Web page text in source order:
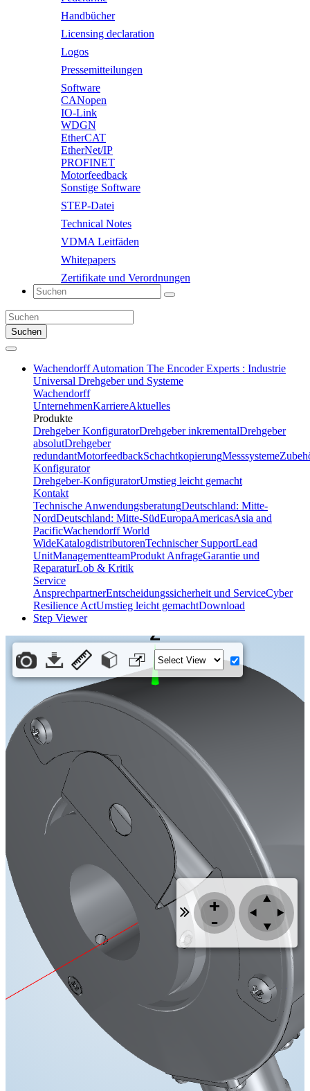
Handbücher
Licensing declaration
Logos
Pressemitteilungen
Software
CANopen
IO-Link
WDGN
EtherCAT
EtherNet/IP
PROFINET
Motorfeedback
Sonstige Software
STEP-Datei
Technical Notes
VDMA Leitfäden
Whitepapers
Zertifikate und Verordnungen
Suchen
Wachendorff Automation The Encoder Experts : Industrie
Universal Drehgeber und Systeme
Wachendorff
UnternehmenKarriereAktuelles
Produkte
Drehgeber KonfiguratorDrehgeber inkrementalDrehgeber
absolutDrehgeber
redundantMotorfeedbackSchachtkopierungMesssysteme
Konfigurator
Drehgeber-KonfiguratorUmstieg leicht gemacht
Kontakt
Technische AnwendungsberatungDeutschland: Mitte-
NordDeutschland: Mitte-SüdEuropaAmericasAsia and
PacificWachendorff World
WideKatalogdistributorenTechnischer SupportLead
UnitManagementteamProdukt AnfrageGarantie und
ReparaturLob & Kritik
Service
AnsprechpartnerEntscheidungssicherheit und ServiceCyber
Resilience ActUmstieg leicht gemachtDownload
Step Viewer